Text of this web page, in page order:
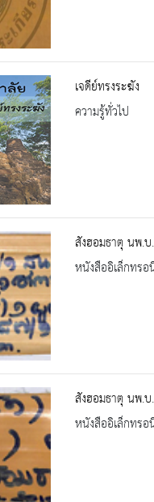
เจดีย์ทรงระฆัง
ความรู้ทั่วไป
สังฮอมธาตุ นพ.
หนังสืออิเล็กทร
สังฮอมธาตุ นพ.
หนังสืออิเล็กทร